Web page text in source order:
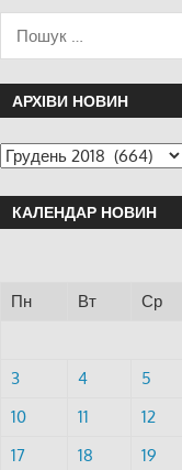
АРХІВИ НОВИН
КАЛЕНДАР НОВИН
Пн
Вт Ср
3
4 5
10
11 12
17
18 19